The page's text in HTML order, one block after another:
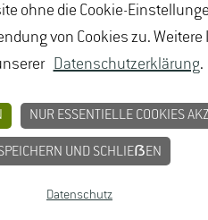
ohne die Cookie-
von Cookies zu.
Datenschutzerklärung.
NUR ESSENTIELLE COOKIES
UND SCHLIEẞEN
Datenschutz